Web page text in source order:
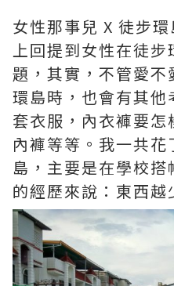
女性那事兒 X 徒步環
上回提到女性在徒步
題，其實，不管愛
環島時，也會有其
套衣服，內衣褲要
內褲等等。我一共
島，主要是在學校
的經歷來說：東西越